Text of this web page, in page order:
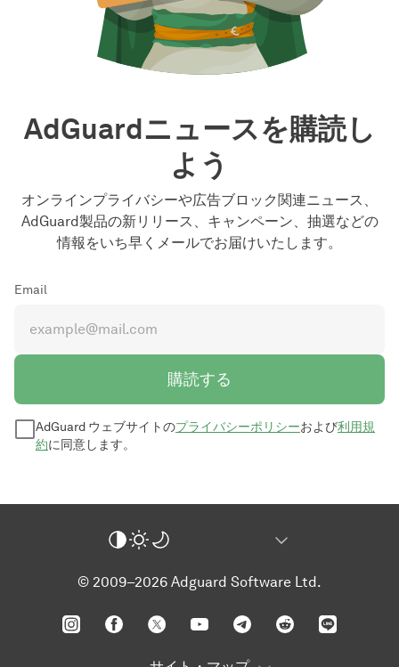
AdGuardニュースを購読し
よう
オンラインプライバシーや広告ブロック関連ニュース、
AdGuard製品の新リリース、キャンペーン、抽選などの
情報をいち早くメールでお届けいたします。
Email
購読する
AdGuard ウェブサイトのプライバシーポリシーおよび利用規
約に同意します。
© 2009–2026 Adguard Software Ltd.